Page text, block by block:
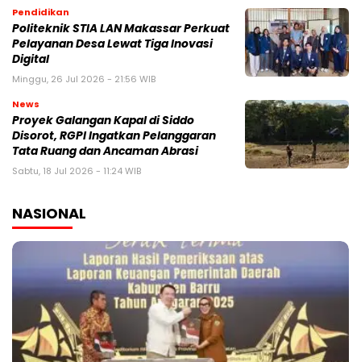
Pendidikan
Politeknik STIA LAN Makassar Perkuat
Pelayanan Desa Lewat Tiga Inovasi
Digital
Minggu, 26 Jul 2026 - 21:56 WIB
News
Proyek Galangan Kapal di Siddo
Disorot, RGPI Ingatkan Pelanggaran
Tata Ruang dan Ancaman Abrasi
Sabtu, 18 Jul 2026 - 11:24 WIB
NASIONAL